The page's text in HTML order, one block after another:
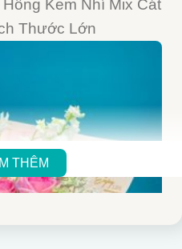
Kem Nhí Mix Cát
Thước Lớn
THÊM